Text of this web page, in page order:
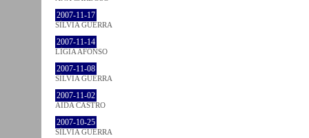
2007-11-17
SÍLVIA GUERRA
2007-11-14
LÍGIA AFONSO
2007-11-08
SÍLVIA GUERRA
2007-11-02
AIDA CASTRO
2007-10-25
SÍLVIA GUERRA